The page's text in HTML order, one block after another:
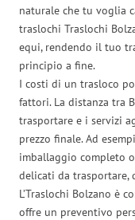
naturale che tu voglia
traslochi Traslochi
equi, rendendo il tuo
principio a fine.
I costi di un trasloco
fattori. La distanza tra
trasportare e i servizi
prezzo finale. Ad
imballaggio completo
delicati da trasportare,
L’Traslochi Bolzano è
offre un preventivo